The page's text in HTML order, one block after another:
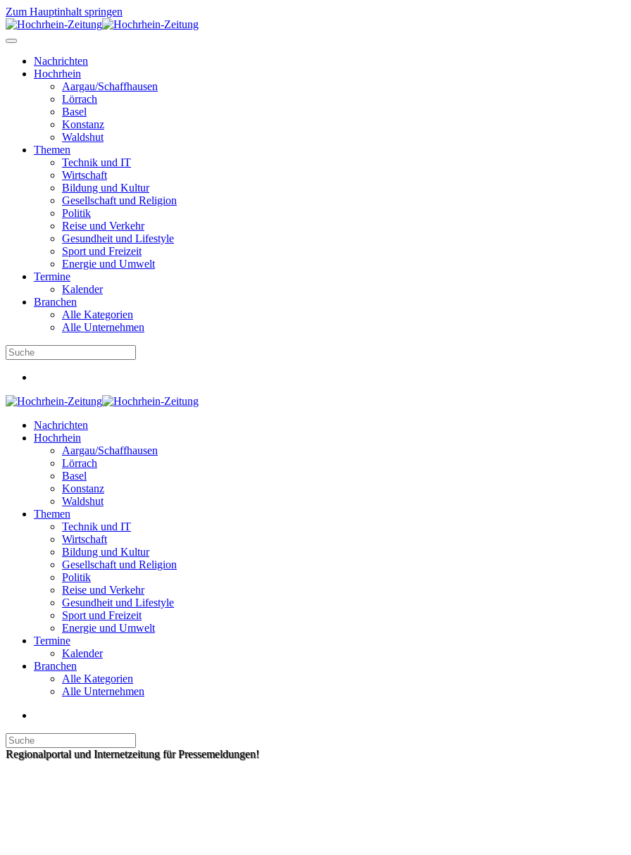
Zum Hauptinhalt springen
Nachrichten
Hochrhein
Aargau/Schaffhausen
Lörrach
Basel
Konstanz
Waldshut
Themen
Technik und IT
Wirtschaft
Bildung und Kultur
Gesellschaft und Religion
Politik
Reise und Verkehr
Gesundheit und Lifestyle
Sport und Freizeit
Energie und Umwelt
Termine
Kalender
Branchen
Alle Kategorien
Alle Unternehmen
Nachrichten
Hochrhein
Aargau/Schaffhausen
Lörrach
Basel
Konstanz
Waldshut
Themen
Technik und IT
Wirtschaft
Bildung und Kultur
Gesellschaft und Religion
Politik
Reise und Verkehr
Gesundheit und Lifestyle
Sport und Freizeit
Energie und Umwelt
Termine
Kalender
Branchen
Alle Kategorien
Alle Unternehmen
Regionalportal und Internetzeitung für Pressemeldungen!